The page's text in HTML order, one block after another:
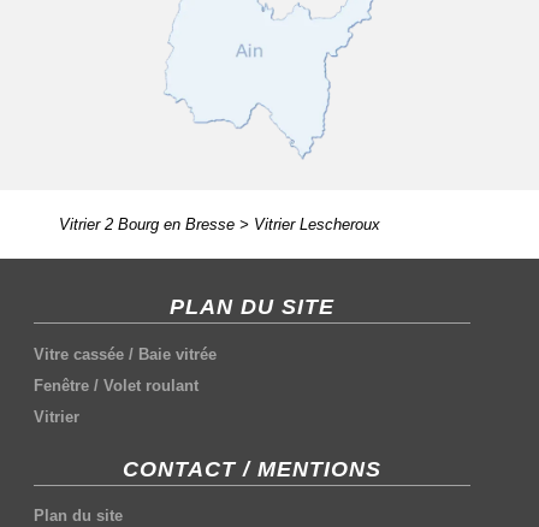
Vitrier 2 Bourg en Bresse> Vitrier Lescheroux
PLAN DU SITE
Vitre cassée / Baie vitrée
Fenêtre /Volet roulant
Vitrier
CONTACT / MENTIONS
Plan du site